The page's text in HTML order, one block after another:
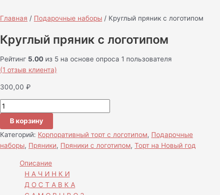
Главная / Подарочные наборы / Круглый пряник с логотипом
Круглый пряник с логотипом
Рейтинг 5.00 из 5 на основе опроса 1 пользователя
(1 отзыв клиента)
300,00 ₽
В корзину
Категорий: Корпоративный торт с логотипом, Подарочные
наборы, Пряники, Пряники с логотипом, Торт на Новый год
Описание
Н А Ч И Н К И
Д О С Т А В К А